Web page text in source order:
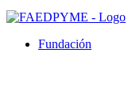
Fundación